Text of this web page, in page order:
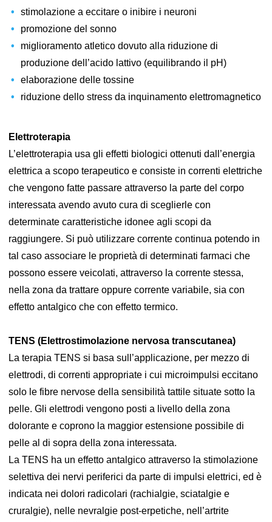
stimolazione a eccitare o inibire i neuroni
promozione del sonno
miglioramento atletico dovuto alla riduzione di
produzione dell’acido lattivo (equilibrando il pH)
elaborazione delle tossine
riduzione dello stress da inquinamento elettromagnetico
Elettroterapia
L’elettroterapia usa gli effetti biologici ottenuti dall’energia
elettrica a scopo terapeutico e consiste in correnti elettriche
che vengono fatte passare attraverso la parte del corpo
interessata avendo avuto cura di sceglierle con
determinate caratteristiche idonee agli scopi da
raggiungere. Si può utilizzare corrente continua potendo in
tal caso associare le proprietà di determinati farmaci che
possono essere veicolati, attraverso la corrente stessa,
nella zona da trattare oppure corrente variabile, sia con
effetto antalgico che con effetto termico.
TENS (Elettrostimolazione nervosa transcutanea)
La terapia TENS si basa sull’applicazione, per mezzo di
elettrodi, di correnti appropriate i cui microimpulsi eccitano
solo le fibre nervose della sensibilità tattile situate sotto la
pelle. Gli elettrodi vengono posti a livello della zona
dolorante e coprono la maggior estensione possibile di
pelle al di sopra della zona interessata.
La TENS ha un effetto antalgico attraverso la stimolazione
selettiva dei nervi periferici da parte di impulsi elettrici, ed è
indicata nei dolori radicolari (rachialgie, sciatalgie e
cruralgie), nelle nevralgie post-erpetiche, nell’artrite